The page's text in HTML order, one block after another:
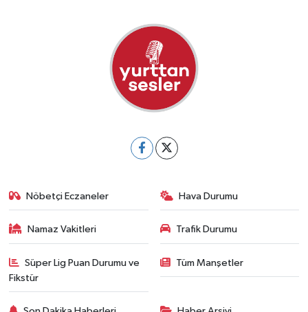
Nöbetçi Eczaneler Hava Durumu
Namaz Vakitleri Trafik Durumu
Süper Lig Puan Durumu ve
Fikstür
Tüm Manşetler